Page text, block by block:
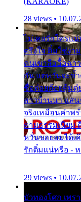
28 views •
ไม่เคยรักใครแ
ตรึงใจ ติ๋มใช่งา
คนเขาลืออื้อฉา
กัน แต่หวั่นจะช้
ชื่อต๋อยต้อยตุ้มตุ๋
สาวบ้านนา แส
จริงเหมือนคำพ
ตามธรรมเนียม
หวั่นขอยอมได้เ
รักติ๋มแน่หรือ -
29 views •
บัวทองโศก เพร